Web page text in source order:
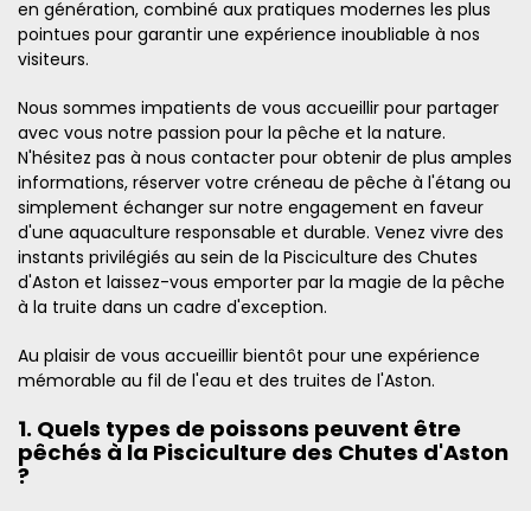
en génération, combiné aux pratiques modernes les plus
pointues pour garantir une expérience inoubliable à nos
visiteurs.
Nous sommes impatients de vous accueillir pour partager
avec vous notre passion pour la pêche et la nature.
N'hésitez pas à nous contacter pour obtenir de plus amples
informations, réserver votre créneau de pêche à l'étang ou
simplement échanger sur notre engagement en faveur
d'une aquaculture responsable et durable. Venez vivre des
instants privilégiés au sein de la Pisciculture des Chutes
d'Aston et laissez-vous emporter par la magie de la pêche
à la truite dans un cadre d'exception.
Au plaisir de vous accueillir bientôt pour une expérience
mémorable au fil de l'eau et des truites de l'Aston.
1. Quels types de poissons peuvent être
pêchés à la Pisciculture des Chutes d'Aston
?